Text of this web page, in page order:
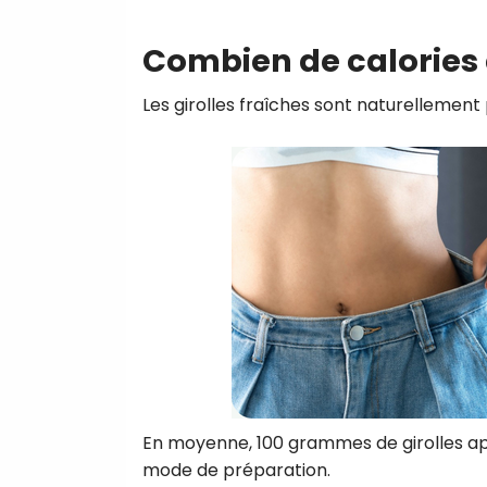
Combien de
Les girolles fraîches sont naturellement
En moyenne, 100 grammes de girolles
mode de préparation.